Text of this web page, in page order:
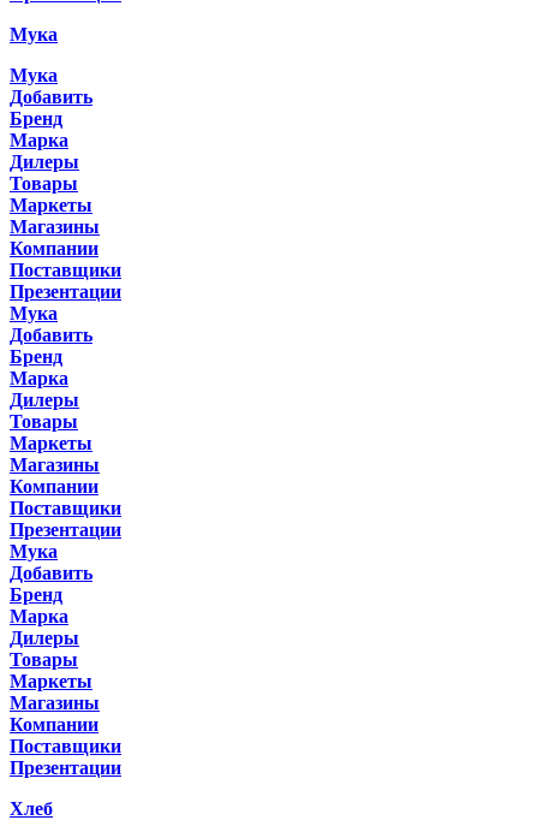
Мука
Мука
Добавить
Бренд
Марка
Дилеры
Товары
Маркеты
Магазины
Компании
Поставщики
Презентации
Мука
Добавить
Бренд
Марка
Дилеры
Товары
Маркеты
Магазины
Компании
Поставщики
Презентации
Мука
Добавить
Бренд
Марка
Дилеры
Товары
Маркеты
Магазины
Компании
Поставщики
Презентации
Хлеб